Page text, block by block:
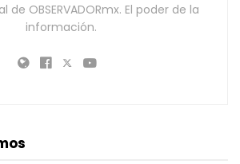
de OBSERVADORmx. El poder de la
información.